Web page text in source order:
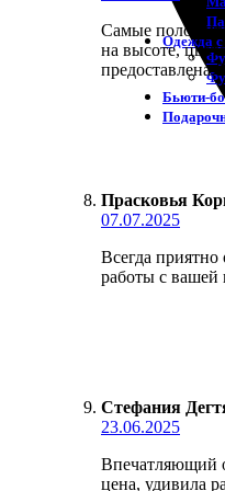
Одежда
Бьюти-
Самые
на высоте,
Прасковья
07.07.2025
Всегда приятно
работы с вашей
Стефания
23.06.2025
Впечатляющий
цена, удивила